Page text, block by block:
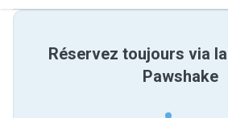
Réservez toujours via
Pawshake